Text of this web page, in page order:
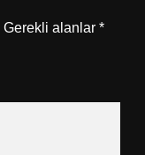
Gerekli alanlar *